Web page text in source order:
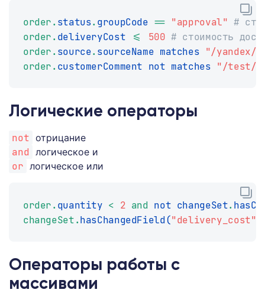
order . status. groupCode == "approval" #
order . deliveryCost <= 500 # стоимость
order . source. sourceName matches "/yandex/"
order . customerComment not matches "/test/"
Логические операторы
not отрицание
and логическое и
or логическое или
order . quantity < 2 and not changeSet.
changeSet .hasChangedField ("delivery_cost"
Операторы работы с
массивами